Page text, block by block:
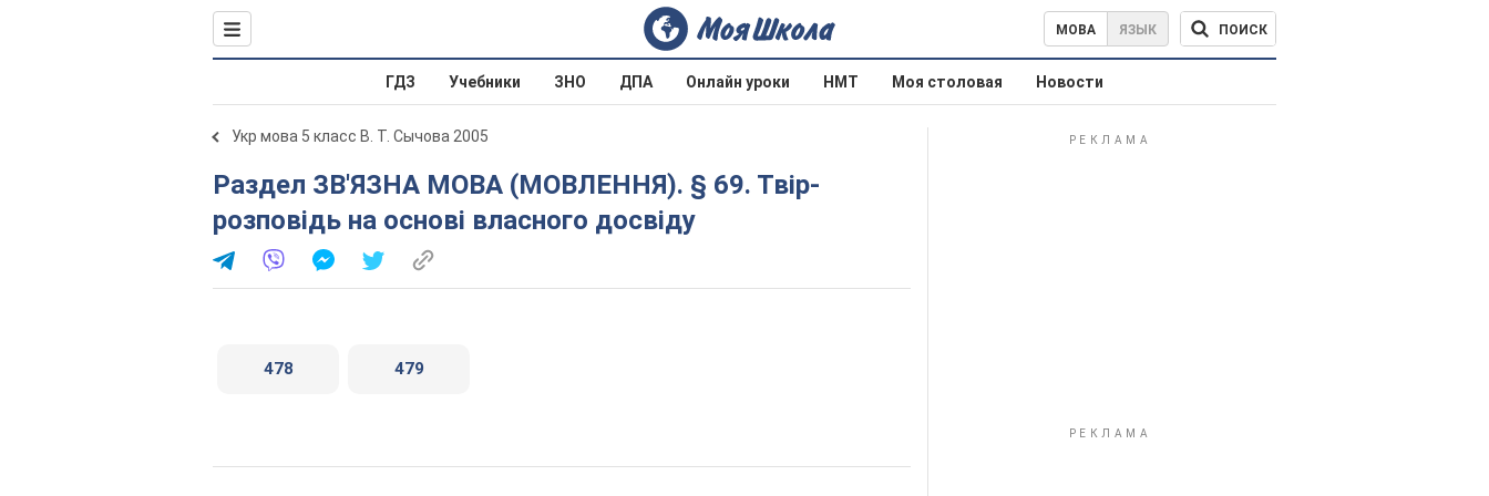
МОВА ЯЗЫК ПОИСК
ГДЗ Учебники ЗНО ДПА Онлайн уроки НМТ Моя столовая Новости
Укр мова 5 класс В. Т. Сычова 2005
Раздел ЗВ'ЯЗНА МОВА (МОВЛЕННЯ). § 69. Твір-
розповідь на основі власного досвіду
478 479